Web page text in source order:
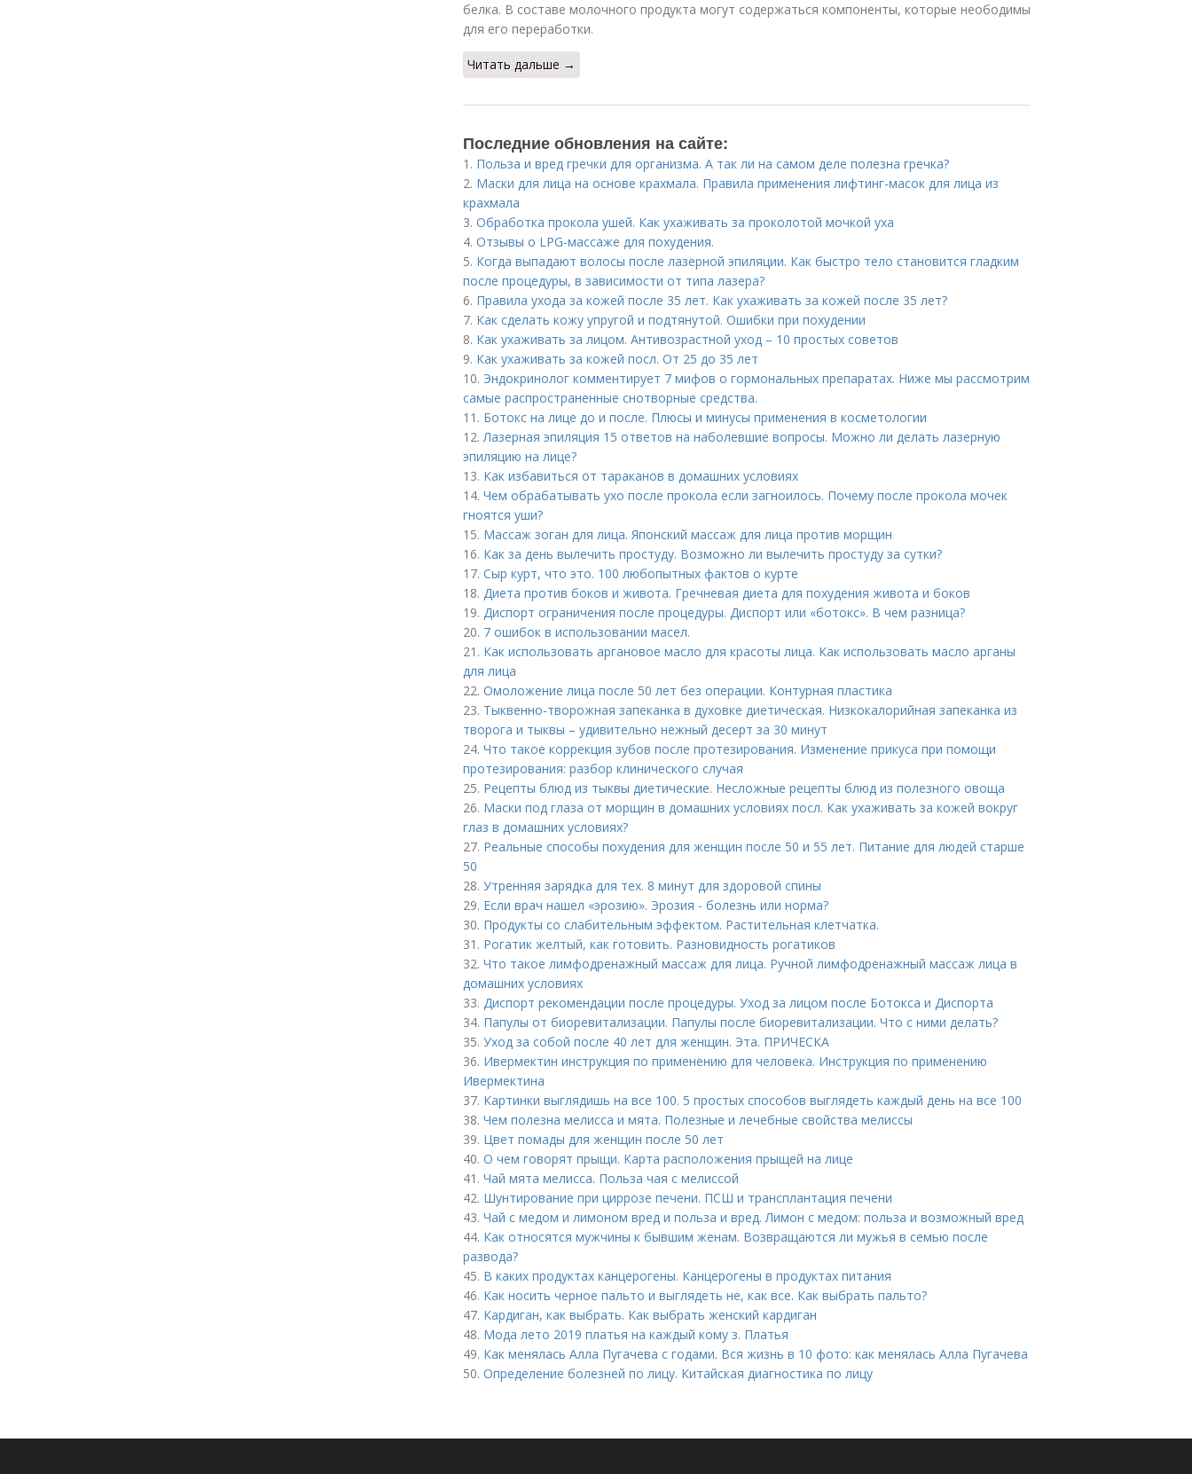
белка. В составе молочного продукта могут содержаться компоненты, которые неободимы
для его переработки.
Читать дальше →
Последние обновления на сайте:
1. Польза и вред гречки для организма. А так ли на самом деле полезна гречка?
2. Маски для лица на основе крахмала. Правила применения лифтинг-масок для лица из
крахмала
3. Обработка прокола ушей. Как ухаживать за проколотой мочкой уха
4. Отзывы о LPG-массаже для похудения.
5. Когда выпадают волосы после лазерной эпиляции. Как быстро тело становится гладким
после процедуры, в зависимости от типа лазера?
6. Правила ухода за кожей после 35 лет. Как ухаживать за кожей после 35 лет?
7. Как сделать кожу упругой и подтянутой. Ошибки при похудении
8. Как ухаживать за лицом. Антивозрастной уход – 10 простых советов
9. Как ухаживать за кожей посл. От 25 до 35 лет
10. Эндокринолог комментирует 7 мифов о гормональных препаратах. Ниже мы рассмотрим
самые распространенные снотворные средства.
11. Ботокс на лице до и после. Плюсы и минусы применения в косметологии
12.Лазерная эпиляция 15 ответов на наболевшие вопросы. Можно ли делать лазерную
эпиляцию на лице?
13. Как избавиться от тараканов в домашних условиях
14. Чем обрабатывать ухо после прокола если загноилось. Почему после прокола мочек
гноятся уши?
15. Массаж зоган для лица. Японский массаж для лица против морщин
16. Как за день вылечить простуду. Возможно ли вылечить простуду за сутки?
17. Сыр курт, что это. 100 любопытных фактов о курте
18. Диета против боков и живота. Гречневая диета для похудения живота и боков
19. Диспорт ограничения после процедуры. Диспорт или «ботокс». В чем разница?
20. 7 ошибок в использовании масел.
21. Как использовать аргановое масло для красоты лица. Как использовать масло арганы
для лица
22. Омоложение лица после 50 лет без операции. Контурная пластика
23. Тыквенно-творожная запеканка в духовке диетическая. Низкокалорийная запеканка из
творога и тыквы – удивительно нежный десерт за 30 минут
24. Что такое коррекция зубов после протезирования. Изменение прикуса при помощи
протезирования: разбор клинического случая
25. Рецепты блюд из тыквы диетические. Несложные рецепты блюд из полезного овоща
26. Маски под глаза от морщин в домашних условиях посл. Как ухаживать за кожей вокруг
глаз в домашних условиях?
27. Реальные способы похудения для женщин после 50 и 55 лет. Питание для людей старше
50
28. Утренняя зарядка для тех. 8 минут для здоровой спины
29. Если врач нашел «эрозию». Эрозия - болезнь или норма?
30. Продукты со слабительным эффектом. Растительная клетчатка.
31. Рогатик желтый, как готовить. Разновидность рогатиков
32. Что такое лимфодренажный массаж для лица. Ручной лимфодренажный массаж лица в
домашних условиях
33. Диспорт рекомендации после процедуры. Уход за лицом после Ботокса и Диспорта
34. Папулы от биоревитализации. Папулы после биоревитализации. Что с ними делать?
35. Уход за собой после 40 лет для женщин. Эта. ПРИЧЕСКА
36. Ивермектин инструкция по применению для человека. Инструкция по применению
Ивермектина
37. Картинки выглядишь на все 100. 5 простых способов выглядеть каждый день на все 100
38. Чем полезна мелисса и мята. Полезные и лечебные свойства мелиссы
39. Цвет помады для женщин после 50 лет
40. О чем говорят прыщи. Карта расположения прыщей на лице
41. Чай мята мелисса. Польза чая с мелиссой
42. Шунтирование при циррозе печени. ПСШ и трансплантация печени
43. Чай с медом и лимоном вред и польза и вред. Лимон с медом: польза и возможный вред
44. Как относятся мужчины к бывшим женам. Возвращаются ли мужья в семью после
развода?
45. В каких продуктах канцерогены. Канцерогены в продуктах питания
46. Как носить черное пальто и выглядеть не, как все. Как выбрать пальто?
47. Кардиган, как выбрать. Как выбрать женский кардиган
48. Мода лето 2019 платья на каждый кому з. Платья
49. Как менялась Алла Пугачева с годами. Вся жизнь в 10 фото: как менялась Алла Пугачева
50. Определение болезней по лицу. Китайская диагностика по лицу